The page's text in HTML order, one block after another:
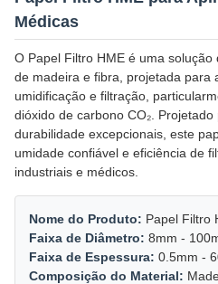
Médicas
O Papel Filtro HME é uma
de madeira e fibra, projetada para
umidificação e filtração,
dióxido de carbono CO₂.
durabilidade excepcionais, este
umidade confiável e eficiência de
industriais e médicos.
Nome do Produto: Papel Filtro
Faixa de Diâmetro: 8mm -
Faixa de Espessura: 0.5mm -
Composição do Material: